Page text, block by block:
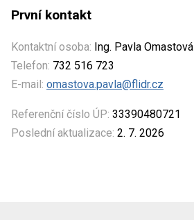
První kontakt
Kontaktní osoba: Ing. Pavla Omastová
Telefon: 732 516 723
E-mail: omastova.pavla@flidr.cz
Referenční číslo ÚP: 33390480721
Poslední aktualizace: 2. 7. 2026